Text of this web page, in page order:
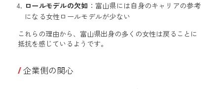
ロールモデルの欠如 ：富山県には自身のキャリアの参考
になる女性ロールモデルが少ない
これらの理由から、富山県出身の多くの女性は戻ることに
抵抗を感じているようです。
企業側の関心